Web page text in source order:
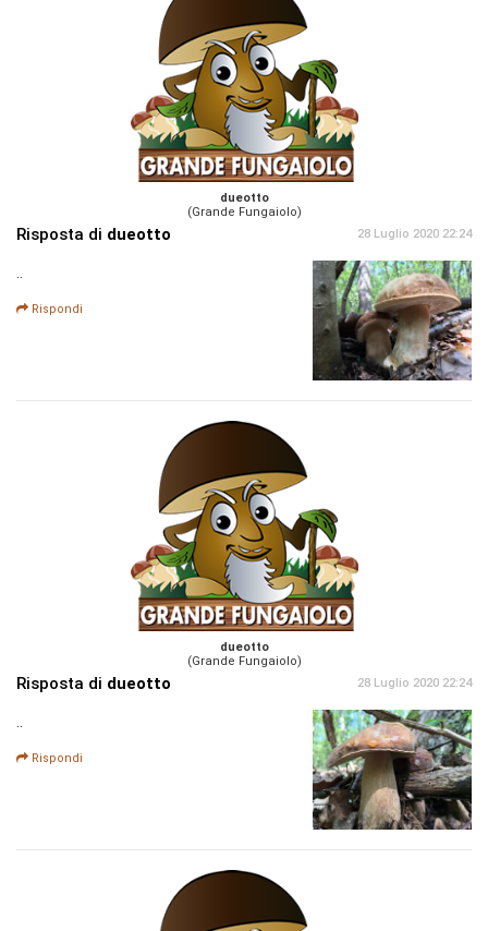
dueotto
(Grande Fungaiolo)
Risposta di dueotto 28 Luglio 2020 22:24
..
Rispondi
dueotto
(Grande Fungaiolo)
Risposta di dueotto 28 Luglio 2020 22:24
..
Rispondi